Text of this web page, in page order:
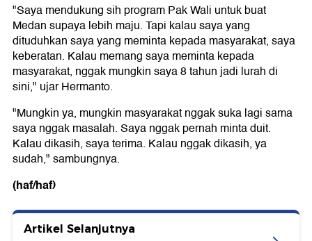
"Saya mendukung sih program Pak Wali untuk buat
Medan supaya lebih maju. Tapi kalau saya yang
dituduhkan saya yang meminta kepada masyarakat, saya
keberatan. Kalau memang saya meminta kepada
masyarakat, nggak mungkin saya 8 tahun jadi lurah di
sini," ujar Hermanto.
"Mungkin ya, mungkin masyarakat nggak suka lagi sama
saya nggak masalah. Saya nggak pernah minta duit.
Kalau dikasih, saya terima. Kalau nggak dikasih, ya
sudah," sambungnya.
(haf/haf)
Artikel Selanjutnya